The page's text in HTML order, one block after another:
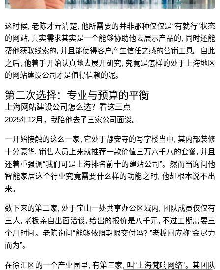
这时候, 老陈才弄清楚, 他所需要的并非那种仅仅是“有就行”状态
的网站, 真实需求其实是一个能够协助他去展示产品的, 同时还能
帮他获取线索的, 并且能使得客户产生信任之感的营销工具。自此
之后, 他着手开始认真地去展开研究, 究竟是怎样的处于上海地区
的网站建设公司才是值得信赖的呢。
第二次选择：专业与预算的平衡
上海网站建设公司怎么选？看这三点
2025年12月，我陪他去了三家公司面谈。
一开始接触的这么一家, 它处于静安寺的写字楼当中, 其内部装修
十分豪华, 销售人员上来就推荐一款价值三万六千八的套餐, 并且
还着重强调“我们可是上海排名前十的建站公司”。然而当询问他
智能家居这个行业究竟需要什么样的功能之时, 他却根本说不出
来。
数下来的第二家, 处于宝山一处共享办公区域内, 团队成员仅仅有
三人, 老板亲自出面洽谈, 给出的报价是八千元, 不过工期需要三
个月时间。老陈询问“能够依照期限交付吗? ”老板回应称“会尽力
而为”。
在徐汇区的一个产业园里, 有第三家, 叫“上海梵响网络”。其团队
可以介绍下你们的产品么